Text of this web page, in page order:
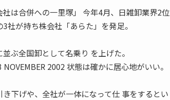
は合併への一里塚」 今年4月、日雑卸業界2位
社が持ち株会社「あらた」を発足。
ぶ全国卸として名乗り を上げた。
2002 状態は確かに居心地がいい。
下げや、全社が一体になって仕 事をするとい